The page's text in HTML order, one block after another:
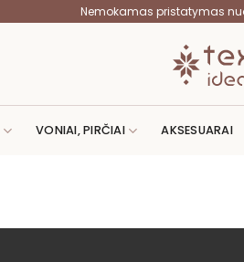
Nemokamas pristatymas
VONIAI, PIRČIAI AKSESUARAI